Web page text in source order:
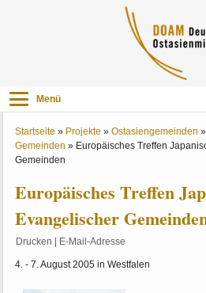
Menü
Startseite » Projekte »Ostasiengemeinden
Gemeinden » Europäisches Treffen
Gemeinden
Europäisches Treffen
Evangelischer
Drucken E-Mail-Adresse
4. - 7. August 2005 in Westfalen